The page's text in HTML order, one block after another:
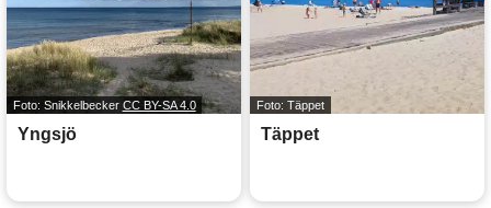
Foto: Snikkelbecker CC BY-SA 4.0
Yngsjö
Foto: Täppet
Täppet